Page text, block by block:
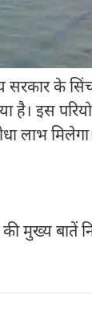
सरकार के
है। इस
लाभ
की मुख्य बातें